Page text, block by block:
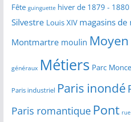
Fête guinguette hiver de 1879 - 1880
Silvestre Louis XIV magasins
Montmartre moulin
généraux Métiers Parc
Paris industriel Paris inondé
Paris romantique Pont rue